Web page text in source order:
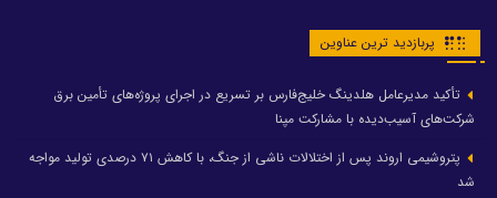
پربازدید ترین عناوین
تأکید مدیرعامل هلدینگ خلیج‌فارس بر تسریع در اجرای پروژه‌های تأمین برق
شرکت‌های آسیب‌دیده با مشارکت مپنا
پتروشیمی اروند پس از اختلالات ناشی از جنگ، با کاهش ۷۱ درصدی تولید مواجه
شد